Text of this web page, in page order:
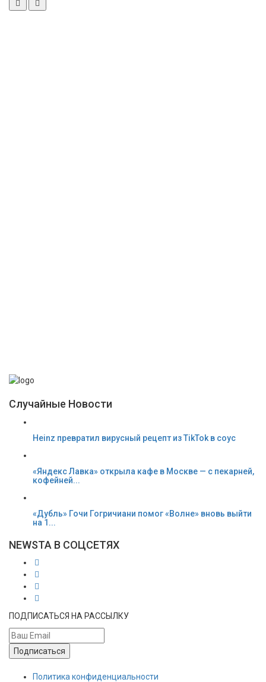
Случайные Новости
Heinz превратил вирусный рецепт из TikTok в соус
«Яндекс Лавка» открыла кафе в Москве — с пекарней,
кофейней...
«Дубль» Гочи Гогричиани помог «Волне» вновь выйти
на 1...
NEWSTA В СОЦСЕТЯХ
ПОДПИСАТЬСЯ НА РАССЫЛКУ
Подписаться
Политика конфиденциальности